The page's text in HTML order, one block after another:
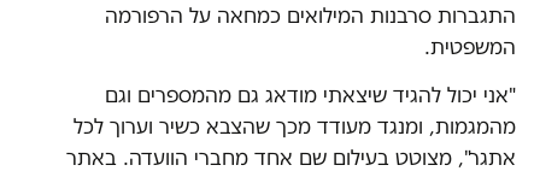
התגברות סרבנות המילואים כמחאה על הרפורמה
המשפטית.
"אני יכול להגיד שיצאתי מודאג גם מהמספרים וגם
מהמגמות, ומנגד מעודד מכך שהצבא כשיר וערוך לכל
אתגר", מצוטט בעילום שם אחד מחברי הוועדה. באתר